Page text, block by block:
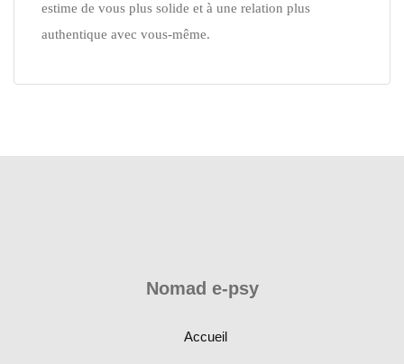
estime de vous plus solide et à une relation plus
authentique avec vous-même.
Nomad e-psy
Accueil